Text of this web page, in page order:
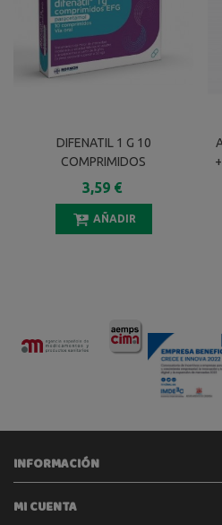
DIFENATIL 1 G 10
COMPRIMIDOS
3,59 €
AÑADIR
INFORMACIÓN
MI CUENTA